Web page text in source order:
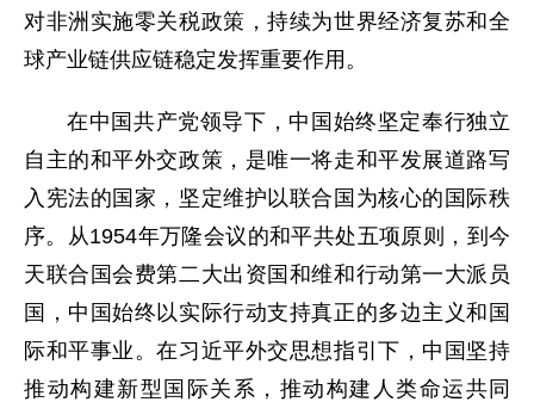
对非洲实施零关税政策，持续为世界经济复苏和全
球产业链供应链稳定发挥重要作用。
在中国共产党领导下，中国始终坚定奉行独立
自主的和平外交政策，是唯一将走和平发展道路写
入宪法的国家，坚定维护以联合国为核心的国际秩
序。从1954年万隆会议的和平共处五项原则，到今
天联合国会费第二大出资国和维和行动第一大派员
国，中国始终以实际行动支持真正的多边主义和国
际和平事业。在习近平外交思想指引下，中国坚持
推动构建新型国际关系，推动构建人类命运共同